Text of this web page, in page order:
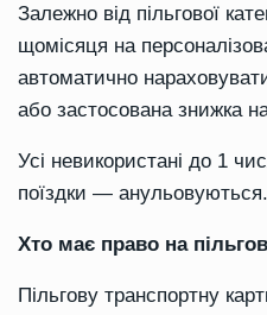
Залежно від пільгової
щомісяця на
автоматично
або застосована знижка
Усі невикористані до 1
поїздки — анульовуються.
Хто має право на
Пільгову транспортну